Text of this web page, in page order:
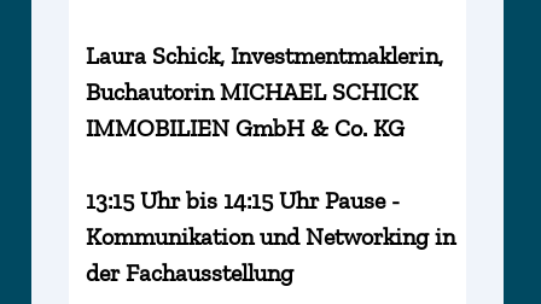
Laura Schick, Investmentmaklerin,
Buchautorin MICHAEL SCHICK
IMMOBILIEN GmbH & Co. KG
13:15 Uhr bis 14:15 Uhr Pause -
Kommunikation und Networking in
der Fachausstellung